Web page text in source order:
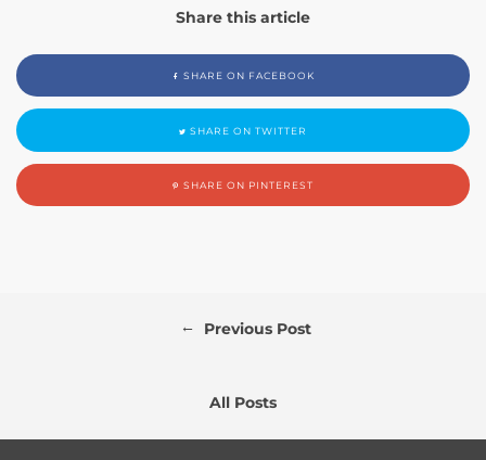
Share this article
SHARE ON FACEBOOK
SHARE ON TWITTER
SHARE ON PINTEREST
← Previous Post
All Posts